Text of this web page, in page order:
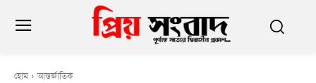
হোম আন্তর্জাতিক